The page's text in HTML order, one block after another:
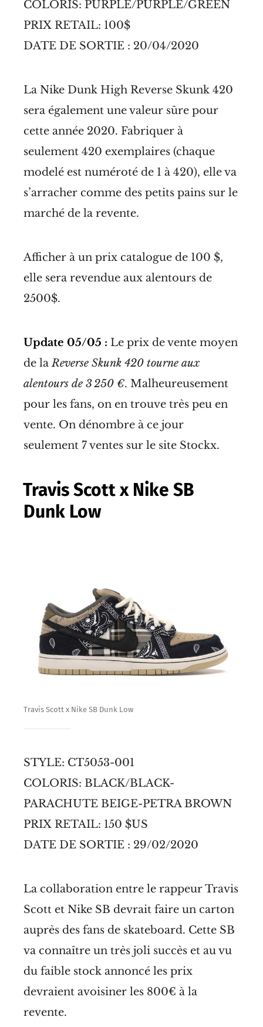
COLORIS: PURPLE/PURPLE/GREEN
PRIX RETAIL: 100$
DATE DE SORTIE : 20/04/2020
La Nike Dunk High Reverse Skunk 420
sera également une valeur sûre pour
cette année 2020. Fabriquer à
seulement 420 exemplaires (chaque
modelé est numéroté de 1 à 420), elle va
s’arracher comme des petits pains sur le
marché de la revente.
Afficher à un prix catalogue de 100 $,
elle sera revendue aux alentours de
2500$.
Update 05/05 : Le prix de vente moyen
de laReverse Skunk 420 tourne aux
alentours de 3 250 €. Malheureusement
pour les fans, on en trouve très peu en
vente. On dénombre à ce jour
seulement 7 ventes sur le site Stockx.
Travis Scott x Nike SB
Dunk Low
Travis Scott x Nike SB Dunk Low
STYLE: CT5053-001
COLORIS: BLACK/BLACK-
PARACHUTE BEIGE-PETRA BROWN
PRIX RETAIL: 150 $US
DATE DE SORTIE : 29/02/2020
La collaboration entre le rappeur Travis
Scott et Nike SB devrait faire un carton
auprès des fans de skateboard. Cette SB
va connaître un très joli succès et au vu
du faible stock annoncé les prix
devraient avoisiner les 800€ à la
revente.